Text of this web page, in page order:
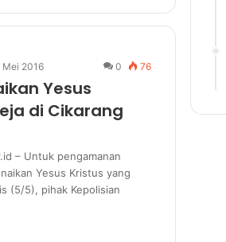
Mei 2016 0 76
Yesus
di Cikarang
– Untuk pengamanan
Yesus Kristus yang
(5/5), pihak Kepolisian